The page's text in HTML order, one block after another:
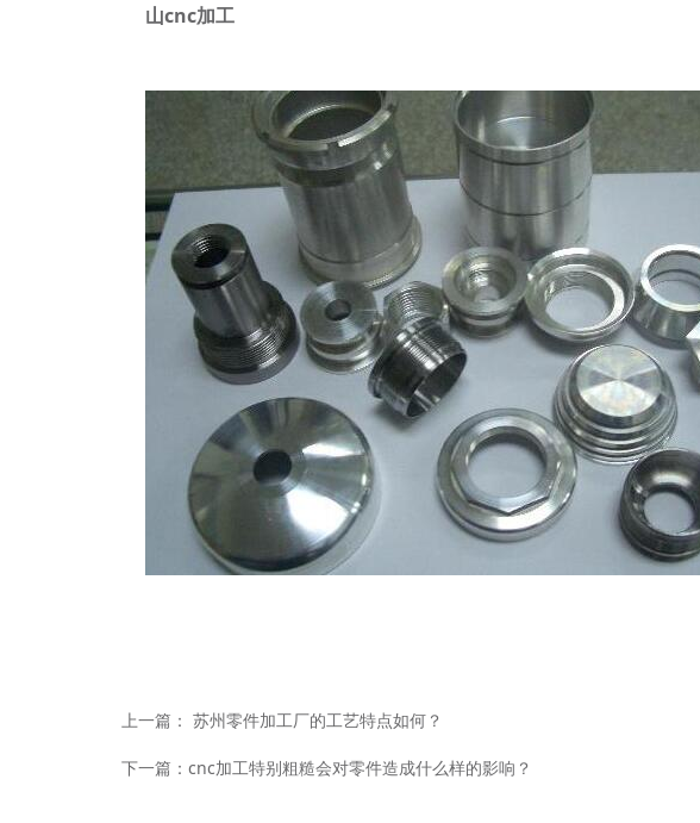
山cnc加工
上一篇： 苏州零件加工厂的工艺特点如何？
下一篇： cnc加工特别粗糙会对零件造成什么样的影响？